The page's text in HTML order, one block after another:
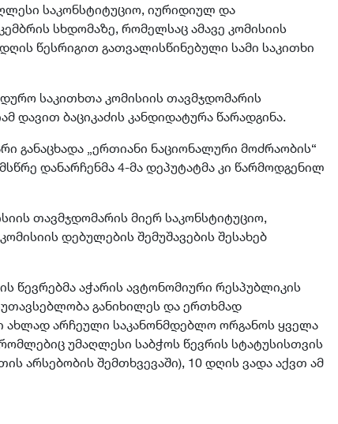
საკონსტიტუციო, იურიდიულ და
სხდომაზე, რომელსაც ამავე კომისიის
წესრიგით გათვალისწინებული სამი საკითხი
საკითხთა კომისიის თავმჯდომარის
დავით ბაციკაძის კანდიდატურა წარადგინა.
განაცხადა „ერთიანი ნაციონალური მოძრაობის“
დანარჩენმა 4-მა დეპუტატმა კი წარმოდგენილ
თავმჯდომარის მიერ საკონსტიტუციო,
დებულების შემუშავების შესახებ
წევრებმა აჭარის ავტონომიური რესპუბლიკის
განიხილეს და ერთხმად
ახლად არჩეული საკანონმდებლო ორგანოს ყველა
უმაღლესი საბჭოს წევრის სტატუსისთვის
არსებობის შემთხვევაში), 10 დღის ვადა აქვთ ამ